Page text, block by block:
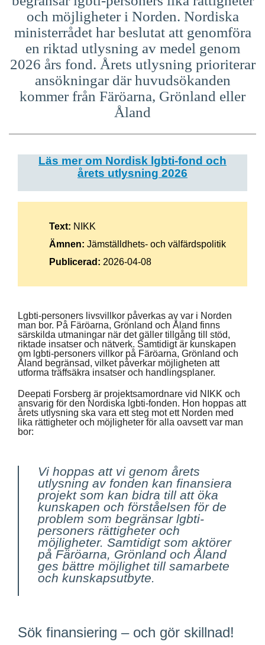
och möjligheter i Norden. Nordiska
ministerrådet har beslutat att genomföra
en riktad utlysning av medel genom
2026 års fond. Årets utlysning prioriterar
ansökningar där huvudsökanden
kommer från Färöarna, Grönland eller
Åland
Lgbti-personers livsvillkor påverkas av var i Norden
man bor. På Färöarna, Grönland och Åland finns
särskilda utmaningar när det gäller tillgång till stöd,
riktade insatser och nätverk. Samtidigt är kunskapen
om lgbti-personers villkor på Färöarna, Grönland och
Åland begränsad, vilket påverkar möjligheten att
utforma träffsäkra insatser och handlingsplaner.
Deepati Forsberg är projektsamordnare vid NIKK och
ansvarig för den Nordiska lgbti-fonden. Hon hoppas att
årets utlysning ska vara ett steg mot ett Norden med
lika rättigheter och möjligheter för alla oavsett var man
bor:
Vi hoppas att vi genom årets
utlysning av fonden kan finansiera
projekt som kan bidra till att öka
kunskapen och förståelsen för de
problem som begränsar lgbti-
personers rättigheter och
möjligheter. Samtidigt som aktörer
på Färöarna, Grönland och Åland
ges bättre möjlighet till samarbete
och kunskapsutbyte.
Sök finansiering – och gör skillnad!
Läs mer om Nordisk lgbti-fond och
årets utlysning 2026
Text: NIKK
Ämnen: Jämställdhets- och välfärdspolitik
Publicerad: 2026-04-08